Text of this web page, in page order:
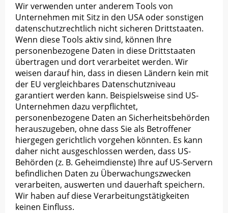
Wir verwenden unter anderem Tools von
Unternehmen mit Sitz in den USA oder sonstigen
datenschutzrechtlich nicht sicheren Drittstaaten.
Wenn diese Tools aktiv sind, können Ihre
personenbezogene Daten in diese Drittstaaten
übertragen und dort verarbeitet werden. Wir
weisen darauf hin, dass in diesen Ländern kein mit
der EU vergleichbares Datenschutzniveau
garantiert werden kann. Beispielsweise sind US-
Unternehmen dazu verpflichtet,
personenbezogene Daten an Sicherheitsbehörden
herauszugeben, ohne dass Sie als Betroffener
hiergegen gerichtlich vorgehen könnten. Es kann
daher nicht ausgeschlossen werden, dass US-
Behörden (z. B. Geheimdienste) Ihre auf US-Servern
befindlichen Daten zu Überwachungszwecken
verarbeiten, auswerten und dauerhaft speichern.
Wir haben auf diese Verarbeitungstätigkeiten
keinen Einfluss.